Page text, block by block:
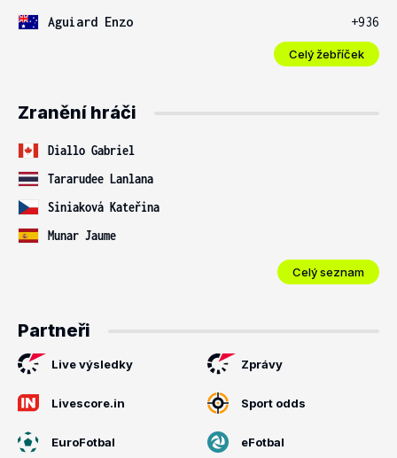
Aguiard Enzo
+936
Celý žebříček
Zranění hráči
Diallo Gabriel
Tararudee Lanlana
Siniaková Kateřina
Munar Jaume
Celý seznam
Partneři
Live výsledky Zprávy
Livescore.in Sport odds
EuroFotbal eFotbal